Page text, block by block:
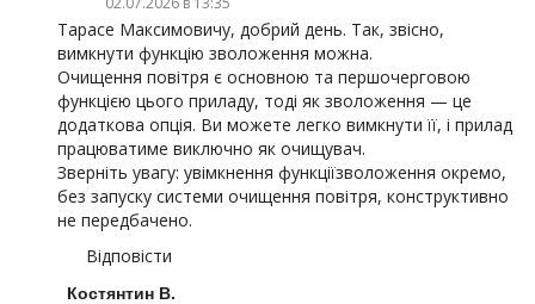
Тарасе Максимовичу, добрий день. Так, звісно,
вимкнути функцію зволоження можна.
Очищення повітря є основною та першочерговою
функцією цього приладу, тоді як зволоження — це
додаткова опція. Ви можете легко вимкнути її, і прилад
працюватиме виключно як очищувач.
Зверніть увагу: увімкнення функціїзволоження окремо,
без запуску системи очищення повітря, конструктивно
не передбачено.
Відповісти
Костянтин В.